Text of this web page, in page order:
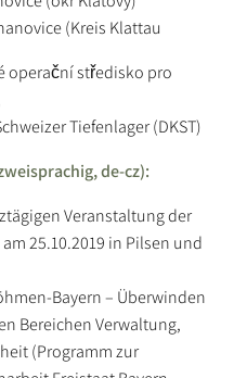
(Kreis Klattau
operační středisko pro
Tiefenlager (DKST)
de-cz):
Veranstaltung der
25.10.2019 in Pilsen und
Bayern – Überwinden
Bereichen Verwaltung,
(Programm zur